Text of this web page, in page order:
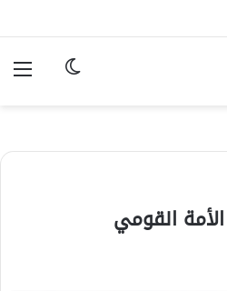
الوضع
القومي